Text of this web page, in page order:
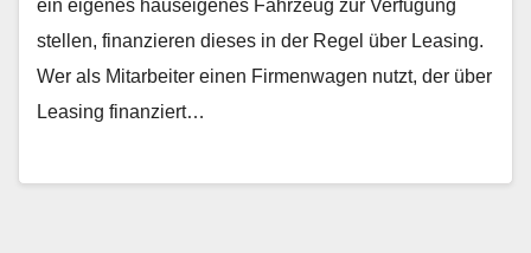
ein eigenes hauseigenes Fahrzeug zur Verfügung
stellen, finanzieren dieses in der Regel über Leasing.
Wer als Mitarbeiter einen Firmenwagen nutzt, der über
Leasing finanziert…